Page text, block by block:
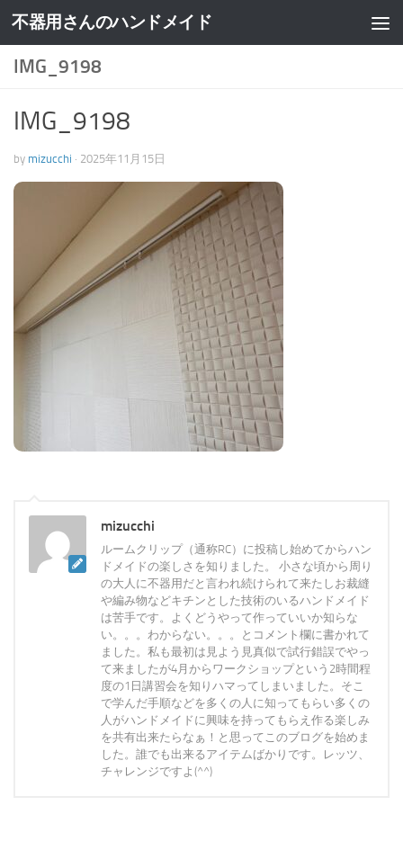
不器用さんのハンドメイド
IMG_9198
IMG_9198
by mizucchi · 2025年11月15日
mizucchi
ルームクリップ（通称RC）に投稿し始めてからハン
ドメイドの楽しさを知りました。 小さな頃から周り
の大人に不器用だと言われ続けられて来たしお裁縫
や編み物などキチンとした技術のいるハンドメイド
は苦手です。よくどうやって作っていいか知らな
い。。。わからない。。。とコメント欄に書かれて
ました。私も最初は見よう見真似で試行錯誤でやっ
て来ましたが4月からワークショップという2時間程
度の1日講習会を知りハマってしまいました。そこ
で学んだ手順などを多くの人に知ってもらい多くの
人がハンドメイドに興味を持ってもらえ作る楽しみ
を共有出来たらなぁ！と思ってこのブログを始めま
した。誰でも出来るアイテムばかりです。レッツ、
チャレンジですよ(^^)